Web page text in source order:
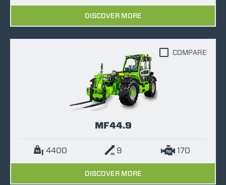
DISCOVER MORE
MF44.9
4400 9 170
DISCOVER MORE
COMPARE